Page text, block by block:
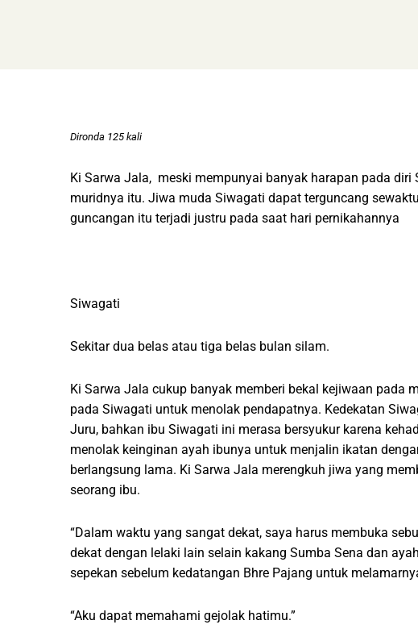
Dironda 125 kali
Ki Sarwa Jala, meski mempunyai banyak harapan pada
muridnya itu. Jiwa muda Siwagati dapat terguncang
guncangan itu terjadi justru pada saat hari pernikahannya
Siwagati
Sekitar dua belas atau tiga belas bulan silam.
Ki Sarwa Jala cukup banyak memberi bekal kejiwaan pada
pada Siwagati untuk menolak pendapatnya. Kedekatan
Juru, bahkan ibu Siwagati ini merasa bersyukur karena
menolak keinginan ayah ibunya untuk menjalin ikatan
berlangsung lama. Ki Sarwa Jala merengkuh jiwa yang
seorang ibu.
“Dalam waktu yang sangat dekat, saya harus membuka
dekat dengan lelaki lain selain kakang Sumba Sena dan
sepekan sebelum kedatangan Bhre Pajang untuk
“Aku dapat memahami gejolak hatimu.”